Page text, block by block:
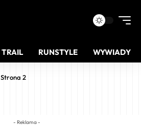
TRAIL RUNSTYLE WYWIADY
Strona 2
- Reklama -